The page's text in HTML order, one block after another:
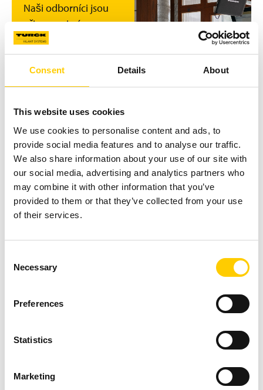
Consent Details About
This website uses cookies
We use cookies to personalise content and ads, to
provide social media features and to analyse our traffic.
We also share information about your use of our site with
our social media, advertising and analytics partners who
may combine it with other information that you’ve
provided to them or that they’ve collected from your use
of their services.
Selection
Necessary
Preferences
Statistics
Marketing
Naši odborníci jsou
připraveni vám
pomoci s
implementací RTLS a
RFID – od plánování,
nastavení klíčových
(KPI), instalace a
testování až po
školení a další úkoly,
které mohou být
potřeba.
REZERVUJTE